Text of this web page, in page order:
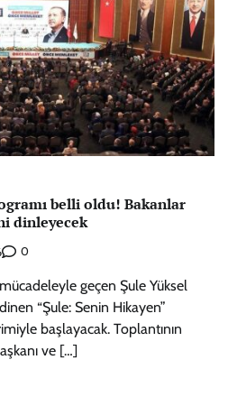
belli oldu! Bakanlar
dinleyecek
0
geçen Şule Yüksel
“Şule: Senin Hikayen”
başlayacak. Toplantının
ve […]